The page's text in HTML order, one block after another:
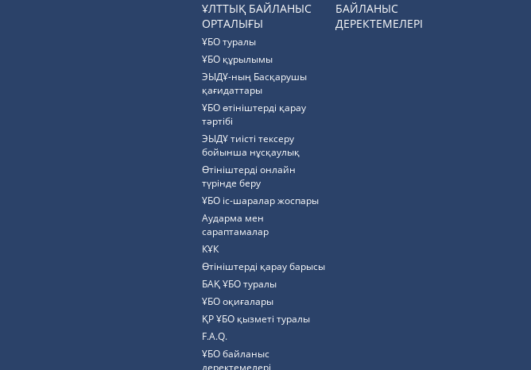
ҰЛТТЫҚ БАЙЛАНЫС
ОРТАЛЫҒЫ
ҰБО туралы
ҰБО құрылымы
ЭЫДҰ-ның Басқарушы
қағидаттары
ҰБО өтініштерді қарау
тәртібі
ЭЫДҰ тиісті тексеру
бойынша нұсқаулық
Өтініштерді онлайн
түрінде беру
ҰБО іс-шаралар жоспары
Аударма мен
сараптамалар
КҰК
Өтініштерді қарау барысы
БАҚ ҰБО туралы
ҰБО оқиғалары
ҚР ҰБО қызметі туралы
F.A.Q.
ҰБО байланыс
деректемелерi
БАЙЛАНЫС
ДЕРЕКТЕМЕЛЕРІ